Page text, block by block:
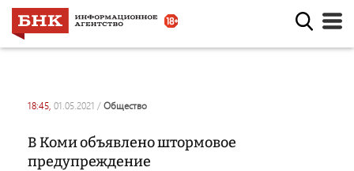
18:45, 01.05.2021 / общество
В Коми объявлено штормовое
предупреждение